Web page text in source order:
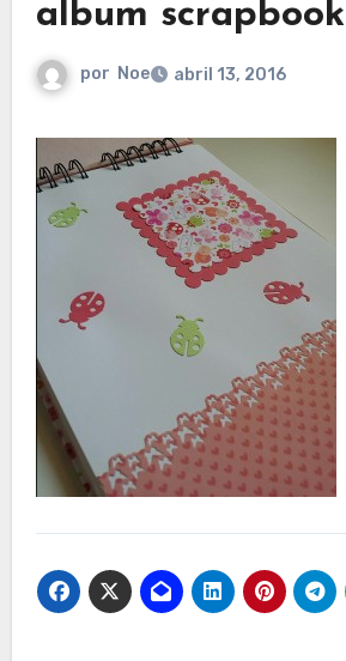
album scrapbook
por Noe abril 13, 2016